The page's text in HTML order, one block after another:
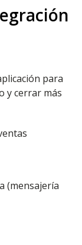
para
y cerrar más
(mensajería